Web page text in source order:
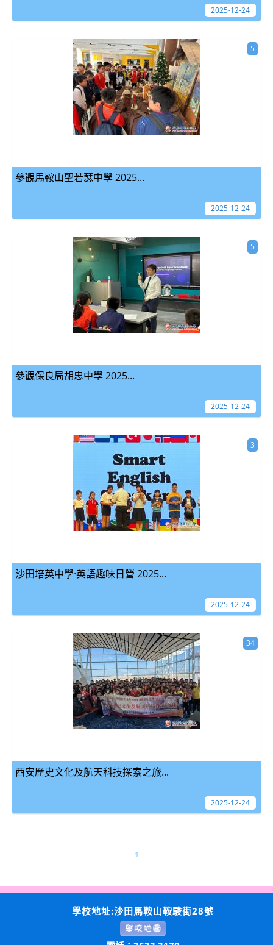
2025-12-24
參觀馬鞍山聖若瑟中學 2025...
5
2025-12-24
參觀保良局胡忠中學 2025...
5
2025-12-24
沙田培英中學·英語趣味日營 2025...
3
2025-12-24
西安歷史文化及航天科技探索之旅...
34
2025-12-24
1
學校地址:沙田馬鞍山鞍駿街28號